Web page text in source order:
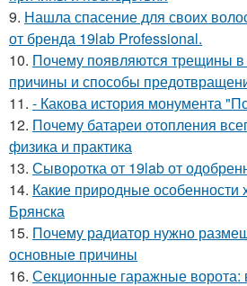
9. Нашла спасение для своих
от бренда 19lab Professional.
10. Почему появляются трещины
причины и способы
11. - Какова история монумента
12. Почему батареи отопления
физика и практика
13. Сыворотка от 19lab от
14. Какие природные особенности
Брянска
15. Почему радиатор нужно
основные причины
16. Секционные гаражные